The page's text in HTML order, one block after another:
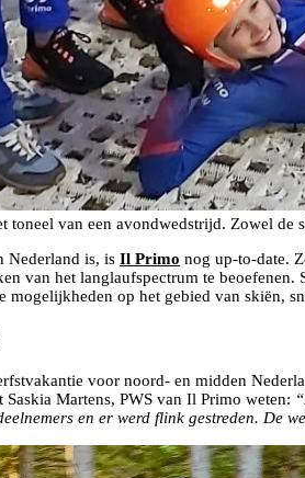
toneel van een avondwedstrijd. Zowel
Nederland is, is Il Primo nog up-to-date.
van het langlaufspectrum te
op het gebied van skiën,
voor noord- en midden
Martens, PWS van Il Primo weten:
en er werd flink gestreden. De